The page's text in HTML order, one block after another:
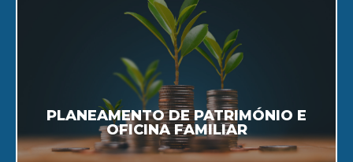
PLANEAMENTO DE PATRIMÓNIO E
OFICINA FAMILIAR
Organizar, preservar, aumentar e
transmitir a sua riqueza.